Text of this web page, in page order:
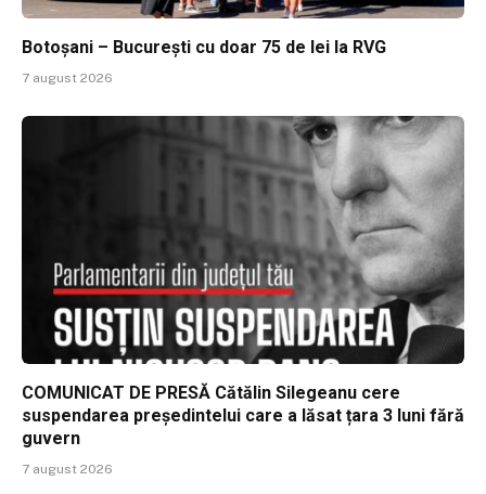
Botoșani – București cu doar 75 de lei la RVG
7 august 2026
COMUNICAT DE PRESĂ Cătălin Silegeanu cere
suspendarea președintelui care a lăsat țara 3 luni fără
guvern
7 august 2026